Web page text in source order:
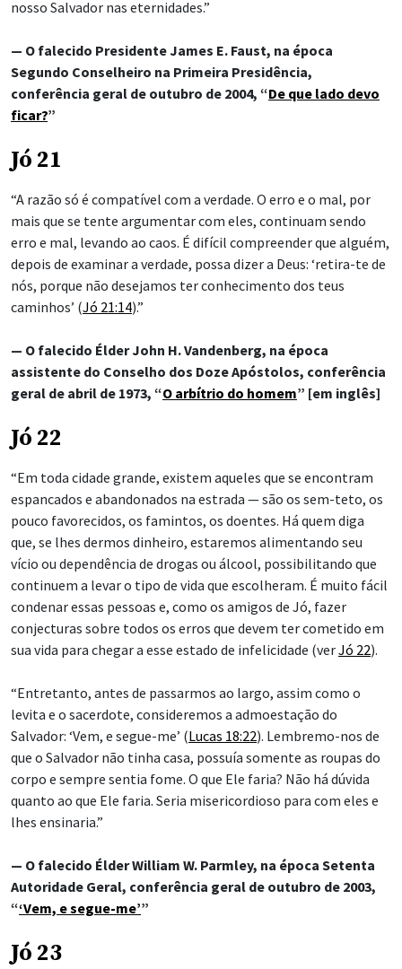
nosso Salvador nas eternidades.”
— O falecido Presidente James E. Faust, na época
Segundo Conselheiro na Primeira Presidência,
conferência geral de outubro de 2004, “De que lado devo
ficar?”
Jó 21
“A razão só é compatível com a verdade. O erro e o mal, por
mais que se tente argumentar com eles, continuam sendo
erro e mal, levando ao caos. É difícil compreender que alguém,
depois de examinar a verdade, possa dizer a Deus: ‘retira-te de
nós, porque não desejamos ter conhecimento dos teus
caminhos’ (Jó 21:14).”
— O falecido Élder John H. Vandenberg, na época
assistente do Conselho dos Doze Apóstolos, conferência
geral de abril de 1973, “O arbítrio do homem” [em inglês]
Jó 22
“Em toda cidade grande, existem aqueles que se encontram
espancados e abandonados na estrada — são os sem-teto, os
pouco favorecidos, os famintos, os doentes. Há quem diga
que, se lhes dermos dinheiro, estaremos alimentando seu
vício ou dependência de drogas ou álcool, possibilitando que
continuem a levar o tipo de vida que escolheram. É muito fácil
condenar essas pessoas e, como os amigos de Jó, fazer
conjecturas sobre todos os erros que devem ter cometido em
sua vida para chegar a esse estado de infelicidade (verJó 22).
“Entretanto, antes de passarmos ao largo, assim como o
levita e o sacerdote, consideremos a admoestação do
Salvador: ‘Vem, e segue-me’ (Lucas 18:22). Lembremo-nos de
que o Salvador não tinha casa, possuía somente as roupas do
corpo e sempre sentia fome. O que Ele faria? Não há dúvida
quanto ao que Ele faria. Seria misericordioso para com eles e
lhes ensinaria.”
— O falecido Élder William W. Parmley, na época Setenta
Autoridade Geral, conferência geral de outubro de 2003,
“‘Vem, e segue-me’”
Jó 23